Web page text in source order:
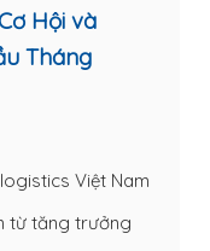
Hội và
Tháng
Việt Nam
từ tăng trưởng